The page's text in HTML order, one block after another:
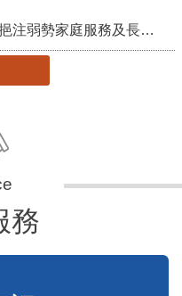
苗栗玉清宮捐贈500萬元給縣府 挹注弱勢家庭服務及長照醫療資源
務